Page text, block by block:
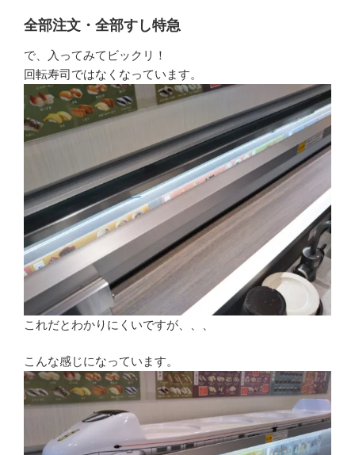
全部注文・全部すし特急
で、入ってみてビックリ！
回転寿司ではなくなっています。
これだとわかりにくいですが、、、
こんな感じになっています。